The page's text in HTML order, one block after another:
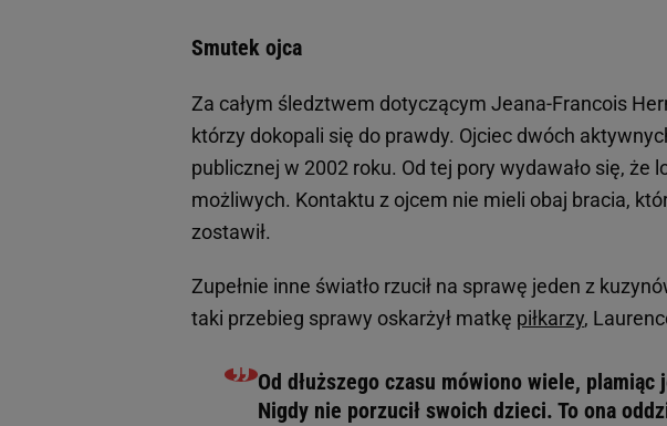
Smutek ojca
Za całym śledztwem dotyczącym Jeana-Francois
którzy dokopali się do prawdy. Ojciec dwóch
publicznej w 2002 roku. Od tej pory wydawało się, że
możliwych. Kontaktu z ojcem nie mieli obaj bracia,
zostawił.
Zupełnie inne światło rzucił na sprawę jeden z
taki przebieg sprawy oskarżył matkę piłkarzy,
Od dłuższego czasu mówiono wiele,
Nigdy nie porzucił swoich dzieci. To ona